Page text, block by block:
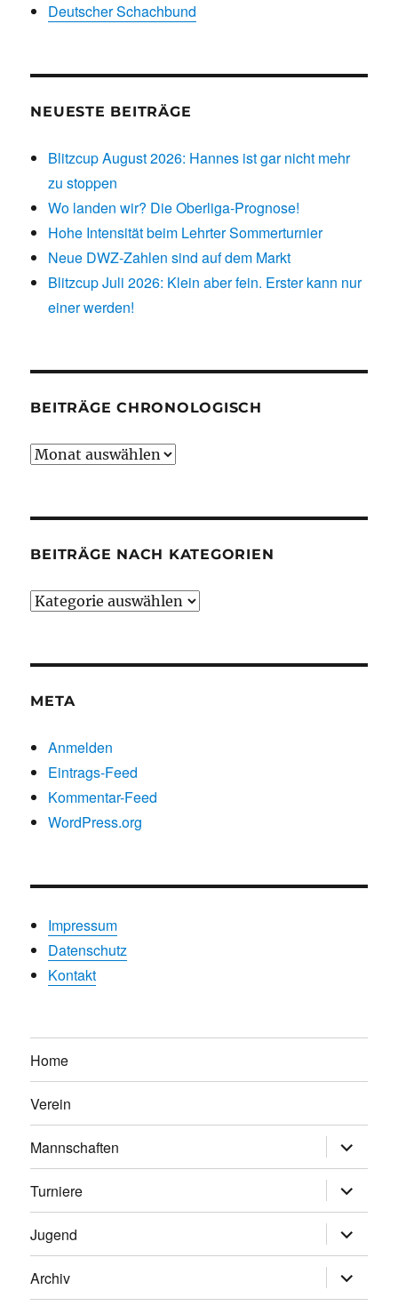
Deutscher Schachbund
NEUESTE BEITRÄGE
Blitzcup August 2026: Hannes ist gar nicht mehr
zu stoppen
Wo landen wir? Die Oberliga-Prognose!
Hohe Intensität beim Lehrter Sommerturnier
Neue DWZ-Zahlen sind auf dem Markt
Blitzcup Juli 2026: Klein aber fein. Erster kann nur
einer werden!
BEITRÄGE CHRONOLOGISCH
Beiträge
BEITRÄGE NACH KATEGORIEN
Beiträge
META
Anmelden
Eintrags-Feed
Kommentar-Feed
WordPress.org
Impressum
Datenschutz
Kontakt
Home
Verein
Mannschaften
anzeigen
Turniere
anzeigen
Jugend
anzeigen
Archiv
anzeigen